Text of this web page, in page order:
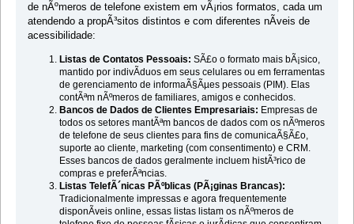
de nÃºmeros de telefone existem em vÃ¡rios formatos, cada um
atendendo a propÃ³sitos distintos e com diferentes nÃ­veis de
acessibilidade:
Listas de Contatos Pessoais: SÃ£o o formato mais bÃ¡sico,
mantido por indivÃ­duos em seus celulares ou em ferramentas
de gerenciamento de informaÃ§Ãµes pessoais (PIM). Elas
contÃªm nÃºmeros de familiares, amigos e conhecidos.
Bancos de Dados de Clientes Empresariais: Empresas de
todos os setores mantÃªm bancos de dados com os nÃºmeros
de telefone de seus clientes para fins de comunicaÃ§Ã£o,
suporte ao cliente, marketing (com consentimento) e CRM.
Esses bancos de dados geralmente incluem histÃ³rico de
compras e preferÃªncias.
Listas TelefÃ´nicas PÃºblicas (PÃ¡ginas Brancas):
Tradicionalmente impressas e agora frequentemente
disponÃ­veis online, essas listas listam os nÃºmeros de